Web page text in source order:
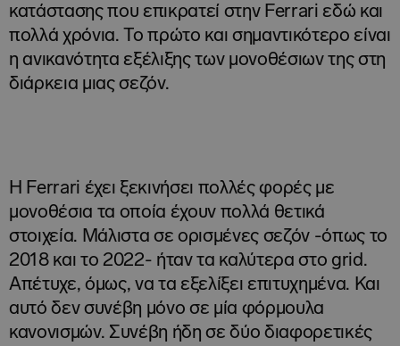
κατάστασης που επικρατεί στην Ferrari εδώ και
πολλά χρόνια. Το πρώτο και σημαντικότερο είναι
η ανικανότητα εξέλιξης των μονοθέσιων της στη
διάρκεια μιας σεζόν.
Η Ferrari έχει ξεκινήσει πολλές φορές με
μονοθέσια τα οποία έχουν πολλά θετικά
στοιχεία. Μάλιστα σε ορισμένες σεζόν -όπως το
2018 και το 2022- ήταν τα καλύτερα στο grid.
Απέτυχε, όμως, να τα εξελίξει επιτυχημένα. Και
αυτό δεν συνέβη μόνο σε μία φόρμουλα
κανονισμών. Συνέβη ήδη σε δύο διαφορετικές